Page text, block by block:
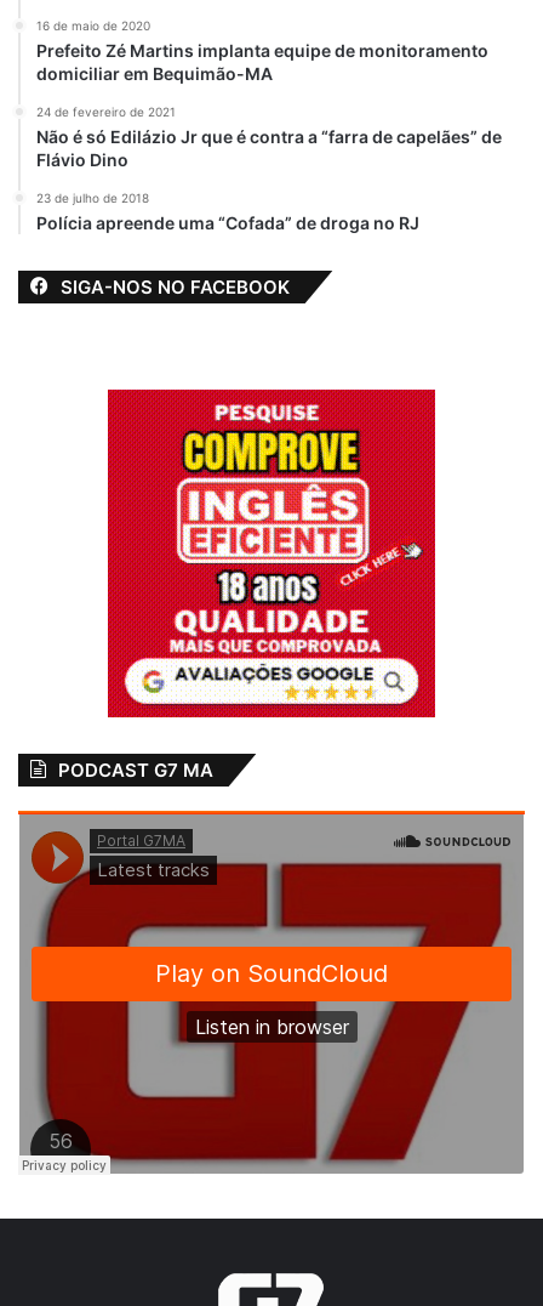
16 de maio de 2020
Prefeito Zé Martins implanta equipe de monitoramento
domiciliar em Bequimão-MA
24 de fevereiro de 2021
Não é só Edilázio Jr que é contra a “farra de capelães” de
Flávio Dino
23 de julho de 2018
Polícia apreende uma “Cofada” de droga no RJ
SIGA-NOS NO FACEBOOK
PODCAST G7 MA